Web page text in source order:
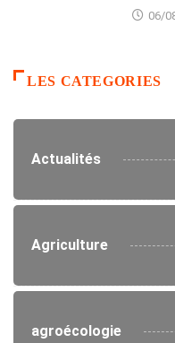
06/
LES CATEGORIES
Actualités
Agriculture
agroécologie